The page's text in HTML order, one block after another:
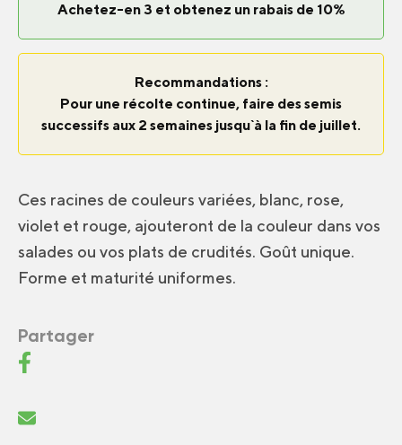
Achetez-en 3 et obtenez un rabais de 10%
Recommandations :
Pour une récolte continue, faire des semis
successifs aux 2 semaines jusqu`à la fin de juillet.
Ces racines de couleurs variées, blanc, rose,
violet et rouge, ajouteront de la couleur dans vos
salades ou vos plats de crudités. Goût unique.
Forme et maturité uniformes.
Partager